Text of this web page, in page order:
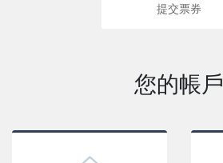
提交票券
您的帳戶